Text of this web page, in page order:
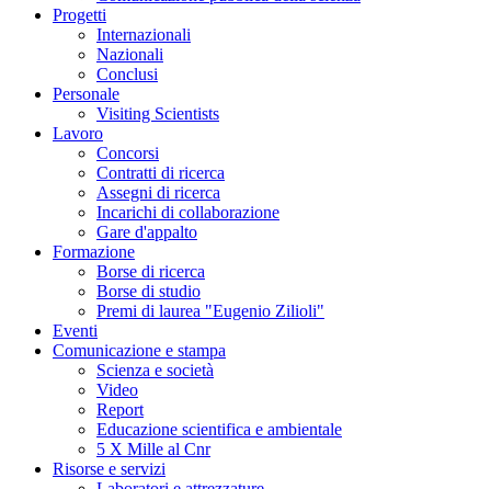
Progetti
Internazionali
Nazionali
Conclusi
Personale
Visiting Scientists
Lavoro
Concorsi
Contratti di ricerca
Assegni di ricerca
Incarichi di collaborazione
Gare d'appalto
Formazione
Borse di ricerca
Borse di studio
Premi di laurea "Eugenio Zilioli"
Eventi
Comunicazione e stampa
Scienza e società
Video
Report
Educazione scientifica e ambientale
5 X Mille al Cnr
Risorse e servizi